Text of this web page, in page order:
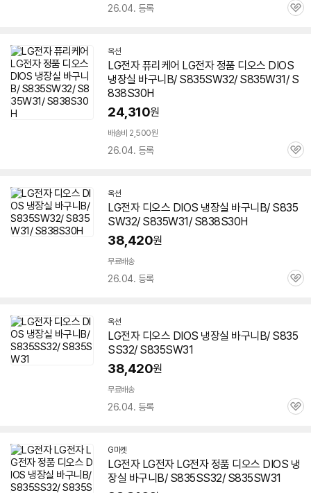
26.04. 등록
관
옥션
LG전자 퓨리케어 LG전자 정품 디오스 DIOS
냉장실 바구니B/ S835SW32/ S835W31/ S
838S30H
24,310원
배송비 2,500원
26.04. 등록
관
옥션
LG전자 디오스 DIOS 냉장실 바구니B/ S835
SW32/ S835W31/ S838S30H
38,420원
무료배송
26.04. 등록
관
옥션
LG전자 디오스 DIOS 냉장실 바구니B/ S835
SS32/ S835SW31
38,420원
무료배송
26.04. 등록
관
G마켓
LG전자 LG전자 LG전자 정품 디오스 DIOS 냉
장실 바구니B/ S835SS32/ S835SW31